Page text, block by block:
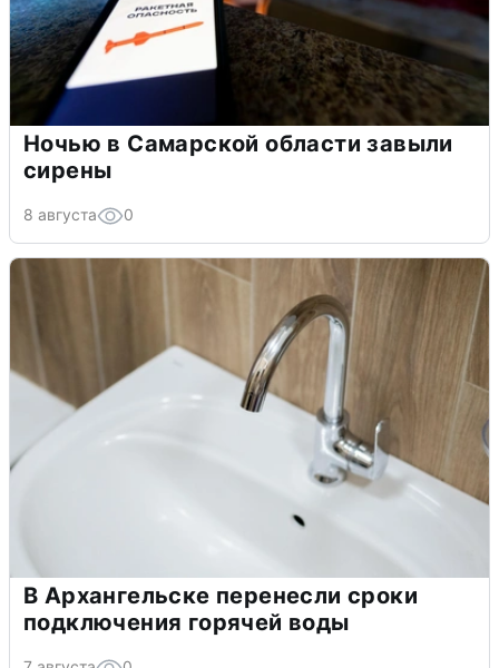
Ночью в Самарской области завыли
сирены
8 августа 0
В Архангельске перенесли сроки
подключения горячей воды